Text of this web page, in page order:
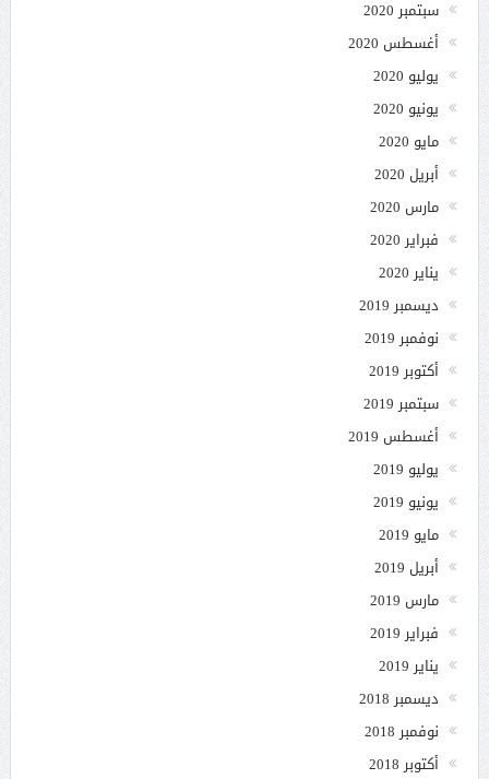
سبتمبر 2020
أغسطس 2020
يوليو 2020
يونيو 2020
مايو 2020
أبريل 2020
مارس 2020
فبراير 2020
يناير 2020
ديسمبر 2019
نوفمبر 2019
أكتوبر 2019
سبتمبر 2019
أغسطس 2019
يوليو 2019
يونيو 2019
مايو 2019
أبريل 2019
مارس 2019
فبراير 2019
يناير 2019
ديسمبر 2018
نوفمبر 2018
أكتوبر 2018